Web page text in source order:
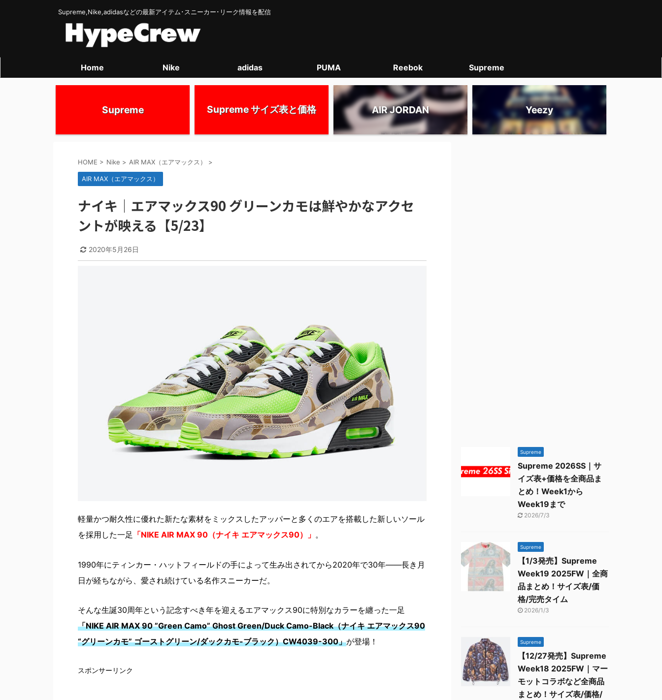
Supreme,Nike,adidasなどの最新アイテム･スニーカー･リーク情報を配信
Home Nike adidas PUMA Reebok Supreme
Supreme Supreme サイズ表と価格 AIR JORDAN Yeezy
HOME > Nike > AIR MAX（エアマックス） >
AIR MAX（エアマックス）
ナイキ｜エアマックス90 グリーンカモは鮮やかなアクセ
ントが映える【5/23】
2020年5月26日
軽量かつ耐久性に優れた新たな素材をミックスしたアッパーと多くのエアを搭載した新しいソール
を採用した一足 「NIKE AIR MAX 90（ナイキ エアマックス90）」 。
1990年にティンカー・ハットフィールドの手によって生み出されてから2020年で30年――長き月
日が経ちながら、愛され続けている名作スニーカーだ。
そんな生誕30周年という記念すべき年を迎えるエアマックス90に特別なカラーを纏った一足
「NIKE AIR MAX 90 ”Green Camo” Ghost Green/Duck Camo-Black（ナイキ エアマックス90
“グリーンカモ” ゴーストグリーン/ダックカモ-ブラック）CW4039-300」が登場！
スポンサーリンク
Supreme
Supreme 2026SS｜サ
イズ表+価格を全商品ま
とめ！Week1から
Week19まで
2026/7/3
Supreme
【1/3発売】Supreme
Week19 2025FW｜全商
品まとめ！サイズ表/価
格/完売タイム
2026/1/3
Supreme
【12/27発売】Supreme
Week18 2025FW｜マー
モットコラボなど全商品
まとめ！サイズ表/価格/